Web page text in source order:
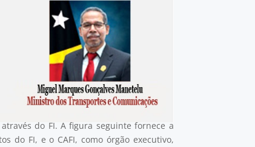
do FI. A figura seguinte fornece a
do FI, e o CAFI, como órgão executivo,